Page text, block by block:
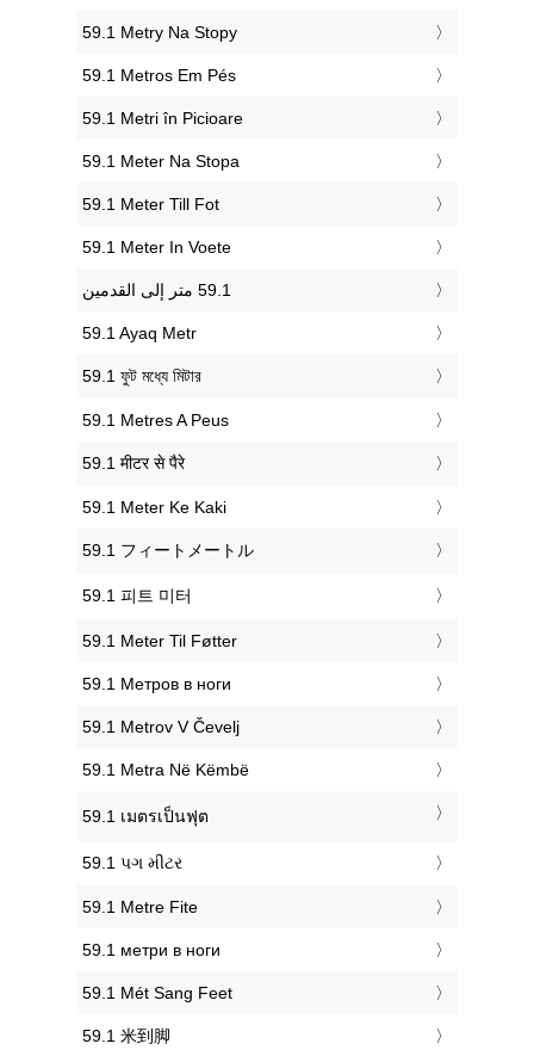
‎59.1 Metry Na Stopy
‎59.1 Metros Em Pés
‎59.1 Metri în Picioare
‎59.1 Meter Na Stopa
‎59.1 Meter Till Fot
‎59.1 Meter In Voete
‎59.1 Ayaq Metr
‎59.1 ফুট মধ্যে মিটার
‎59.1 Metres A Peus
‎59.1 मीटर से पैरे
‎59.1 Meter Ke Kaki
‎59.1 フィートメートル
‎59.1 피트 미터
‎59.1 Meter Til Føtter
‎59.1 Метров в ноги
‎59.1 Metrov V Čevelj
‎59.1 Metra Në Këmbë
‎59.1 เมตรเป็นฟุต
‎59.1 પગ મીટર
‎59.1 Metre Fite
‎59.1 метри в ноги
‎59.1 Mét Sang Feet
‎59.1 米到脚